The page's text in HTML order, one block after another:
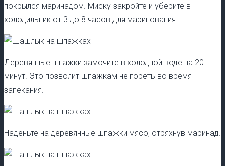
покрылся маринадом. Миску закройте и уберите в
холодильник от 3 до 8 часов для маринования.
Деревянные шпажки замочите в холодной воде на 20
минут. Это позволит шпажкам не гореть во время
запекания.
Наденьте на деревянные шпажки мясо, отряхнув маринад.